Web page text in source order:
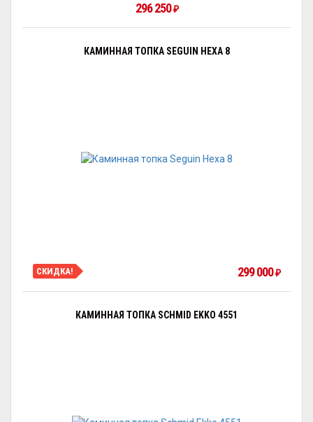
296 250 ₽
КАМИННАЯ ТОПКА SEGUIN HEXA 8
СКИДКА! 299 000 ₽
КАМИННАЯ ТОПКА SCHMID EKKO 4551